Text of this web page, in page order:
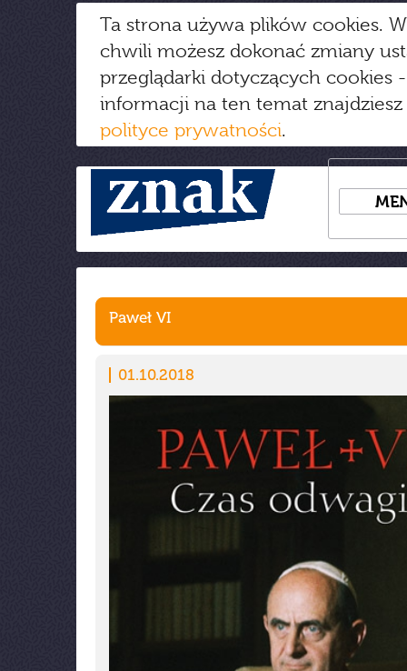
Ta strona używa plików cookies.
chwili możesz dokonać zmiany
przeglądarki dotyczących cookies
informacji na ten temat
polityce prywatności.
Paweł VI
01.10.2018